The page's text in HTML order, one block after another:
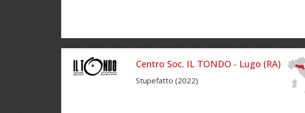
Centro Soc. IL TONDO - Lugo (RA)
Stupefatto (2022)